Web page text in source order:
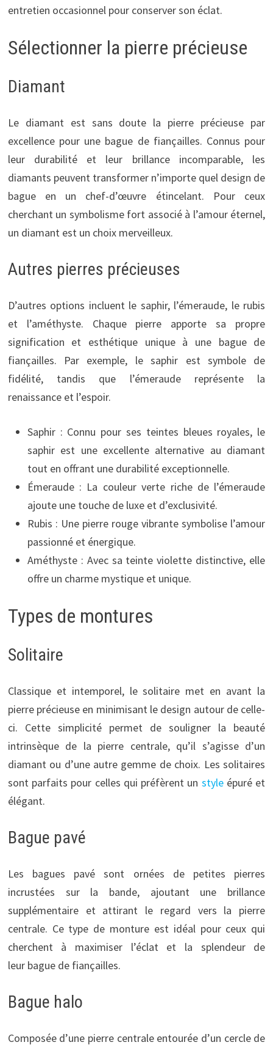
entretien occasionnel pour conserver son éclat.
Sélectionner la pierre précieuse
Diamant
Le diamant est sans doute la pierre précieuse par
excellence pour une bague de fiançailles. Connus pour
leur durabilité et leur brillance incomparable, les
diamants peuvent transformer n’importe quel design de
bague en un chef-d’œuvre étincelant. Pour ceux
cherchant un symbolisme fort associé à l’amour éternel,
un diamant est un choix merveilleux.
Autres pierres précieuses
D’autres options incluent le saphir, l’émeraude, le rubis
et l’améthyste. Chaque pierre apporte sa propre
signification et esthétique unique à une bague de
fiançailles. Par exemple, le saphir est symbole de
fidélité, tandis que l’émeraude représente la
renaissance et l’espoir.
Saphir : Connu pour ses teintes bleues royales, le
saphir est une excellente alternative au diamant
tout en offrant une durabilité exceptionnelle.
Émeraude : La couleur verte riche de l’émeraude
ajoute une touche de luxe et d’exclusivité.
Rubis : Une pierre rouge vibrante symbolise l’amour
passionné et énergique.
Améthyste : Avec sa teinte violette distinctive, elle
offre un charme mystique et unique.
Types de montures
Solitaire
Classique et intemporel, le solitaire met en avant la
pierre précieuse en minimisant le design autour de celle-
ci. Cette simplicité permet de souligner la beauté
intrinsèque de la pierre centrale, qu’il s’agisse d’un
diamant ou d’une autre gemme de choix. Les solitaires
sont parfaits pour celles qui préfèrent un styleépuré et
élégant.
Bague pavé
Les bagues pavé sont ornées de petites pierres
incrustées sur la bande, ajoutant une brillance
supplémentaire et attirant le regard vers la pierre
centrale. Ce type de monture est idéal pour ceux qui
cherchent à maximiser l’éclat et la splendeur de
leur bague de fiançailles.
Bague halo
Composée d’une pierre centrale entourée d’un cercle de